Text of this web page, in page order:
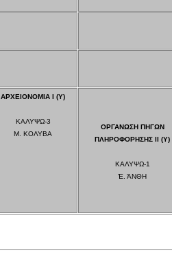
ΑΡΧΕΙΟΝΟΜΙΑ Ι (Υ)
ΚΑΛΥΨΩ-3
Μ. ΚΟΛΥΒΑ
ΟΡΓΑΝΩΣΗ ΠΗΓΩΝ
ΠΛΗΡΟΦΟΡΗΣΗΣ ΙΙ (Υ)
ΚΑΛΥΨΩ-1
Έ. ΆΝΘΗ